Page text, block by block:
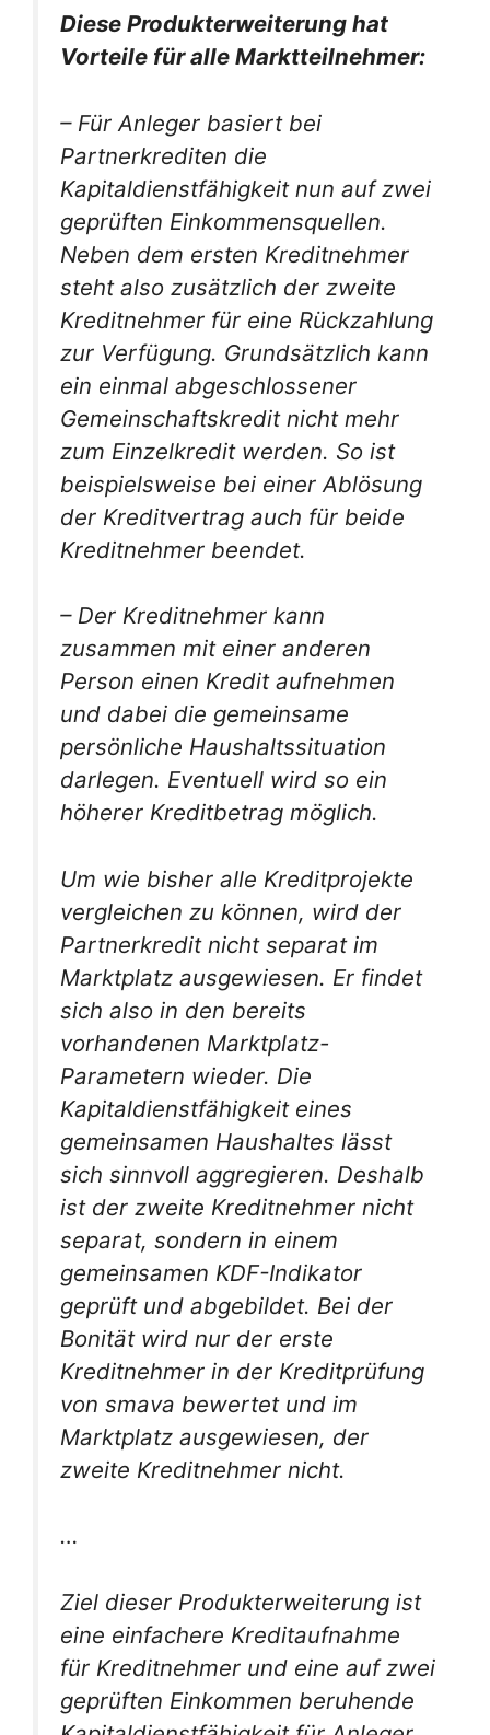
Diese Produkterweiterung hat
Vorteile für alle Marktteilnehmer:
– Für Anleger basiert bei
Partnerkrediten die
Kapitaldienstfähigkeit nun auf zwei
geprüften Einkommensquellen.
Neben dem ersten Kreditnehmer
steht also zusätzlich der zweite
Kreditnehmer für eine Rückzahlung
zur Verfügung. Grundsätzlich kann
ein einmal abgeschlossener
Gemeinschaftskredit nicht mehr
zum Einzelkredit werden. So ist
beispielsweise bei einer Ablösung
der Kreditvertrag auch für beide
Kreditnehmer beendet.
– Der Kreditnehmer kann
zusammen mit einer anderen
Person einen Kredit aufnehmen
und dabei die gemeinsame
persönliche Haushaltssituation
darlegen. Eventuell wird so ein
höherer Kreditbetrag möglich.
Um wie bisher alle Kreditprojekte
vergleichen zu können, wird der
Partnerkredit nicht separat im
Marktplatz ausgewiesen. Er findet
sich also in den bereits
vorhandenen Marktplatz-
Parametern wieder. Die
Kapitaldienstfähigkeit eines
gemeinsamen Haushaltes lässt
sich sinnvoll aggregieren. Deshalb
ist der zweite Kreditnehmer nicht
separat, sondern in einem
gemeinsamen KDF-Indikator
geprüft und abgebildet. Bei der
Bonität wird nur der erste
Kreditnehmer in der Kreditprüfung
von smava bewertet und im
Marktplatz ausgewiesen, der
zweite Kreditnehmer nicht.
…
Ziel dieser Produkterweiterung ist
eine einfachere Kreditaufnahme
für Kreditnehmer und eine auf zwei
geprüften Einkommen beruhende